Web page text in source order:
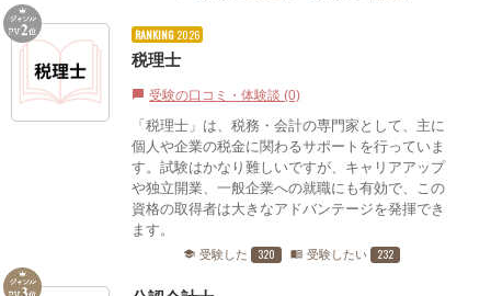
RANKING 2026
税理士
chat_bubble 受験の口コミ・体験談 (0)
「税理士」は、税務・会計の専門家として、主に
個人や企業の税金に関わるサポートを行っていま
す。試験はかなり難しいですが、キャリアアップ
や独立開業、一般企業への就職にも有効で、この
資格の取得者は大きなアドバンテージを発揮でき
ます。
school 受験した 320 menu_book 受験したい 232